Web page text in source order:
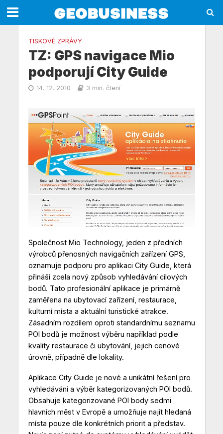
TISKOVÉ ZPRÁVY
TZ: GPS navigace Mio
podporují City Guide
14. 12. 2010 3 min. čtení
Společnost Mio Technology, jeden z předních
výrobců přenosných navigačních zařízení GPS,
oznamuje podporu pro aplikaci City Guide, která
přináší zcela nový způsob vyhledávání cílových
bodů. Tato profesionální aplikace je primárně
zaměřena na ubytovací zařízení, restaurace,
kulturní místa a aktuální turistické atrakce.
Zásadním rozdílem oproti standardnímu seznamu
POI bodů je možnost výběru například podle
kvality restaurace či ubytování, jejich cenové
úrovně, případně dle lokality.
Aplikace City Guide je nové a unikátní řešení pro
vyhledávání a výběr kategorizovaných POI bodů.
Obsahuje kategorizované POI body sedmi
hlavních měst v Evropě a umožňuje najít hledaná
místa pouze dle konkrétních priorit a představ.